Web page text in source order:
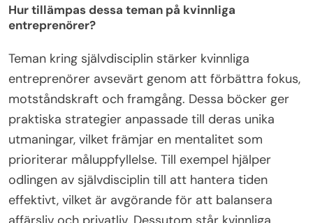
Hur tillämpas dessa teman på kvinnliga
entreprenörer?
Teman kring självdisciplin stärker kvinnliga
entreprenörer avsevärt genom att förbättra fokus,
motståndskraft och framgång. Dessa böcker ger
praktiska strategier anpassade till deras unika
utmaningar, vilket främjar en mentalitet som
prioriterar måluppfyllelse. Till exempel hjälper
odlingen av självdisciplin till att hantera tiden
effektivt, vilket är avgörande för att balansera